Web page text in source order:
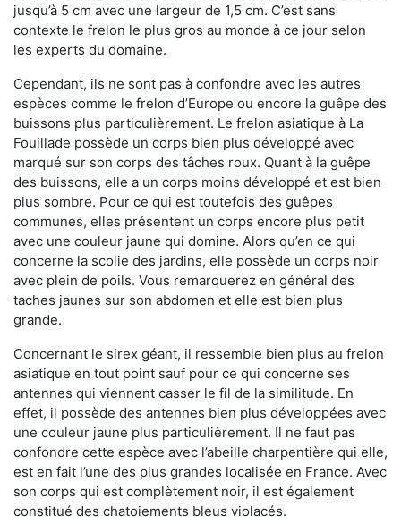
jusqu’à 5 cm avec une largeur de 1,5 cm. C’est sans
contexte le frelon le plus gros au monde à ce jour selon
les experts du domaine.
Cependant, ils ne sont pas à confondre avec les autres
espèces comme le frelon d’Europe ou encore la guêpe des
buissons plus particulièrement. Le frelon asiatique à La
Fouillade possède un corps bien plus développé avec
marqué sur son corps des tâches roux. Quant à la guêpe
des buissons, elle a un corps moins développé et est bien
plus sombre. Pour ce qui est toutefois des guêpes
communes, elles présentent un corps encore plus petit
avec une couleur jaune qui domine. Alors qu’en ce qui
concerne la scolie des jardins, elle possède un corps noir
avec plein de poils. Vous remarquerez en général des
taches jaunes sur son abdomen et elle est bien plus
grande.
Concernant le sirex géant, il ressemble bien plus au frelon
asiatique en tout point sauf pour ce qui concerne ses
antennes qui viennent casser le fil de la similitude. En
effet, il possède des antennes bien plus développées avec
une couleur jaune plus particulièrement. Il ne faut pas
confondre cette espèce avec l’abeille charpentière qui elle,
est en fait l’une des plus grandes localisée en France. Avec
son corps qui est complètement noir, il est également
constitué des chatoiements bleus violacés.